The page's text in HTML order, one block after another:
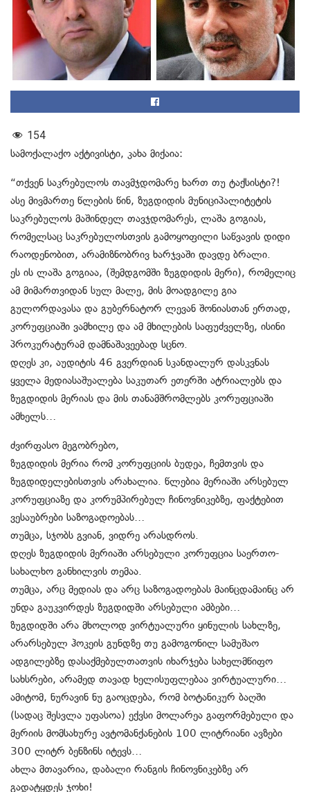
154
სამოქალაქო აქტივისტი, კახა მიქაია:
“თქვენ საკრებულოს თავმჯდომარე ხართ თუ ტაქსისტი?!
ასე მივმართე წლების წინ, ზუგდიდის მუნიციპალიტეტის
საკრებულოს მაშინდელ თავჯდომარეს, ლაშა გოგიას,
რომელსაც საკრებულოსთვის გამოყოფილი საწვავის დიდი
რაოდენობით, არამიზნობრივ ხარჯვაში დავდე ბრალი.
ეს ის ლაშა გოგიაა, (შემდგომში ზუგდიდის მერი), რომელიც
ამ მიმართვიდან სულ მალე, მის მოადგილე გია
გულორდავასა და გუბერნატორ ლევან შონიასთან ერთად,
კორუფციაში ვამხილე და ამ მხილების საფუძველზე, ისინი
პროკურატურამ დამნაშავეებად სცნო.
დღეს კი, აუდიტის 46 გვერდიან სკანდალურ დასკვნას
ყველა მედიასაშუალება საკუთარ ეთერში ატრიალებს და
ზუგდიდის მერიას და მის თანამშრომლებს კორუფციაში
ამხელს…
ძვირფასო მეგობრებო,
ზუგდიდის მერია რომ კორუფციის ბუდეა, ჩემთვის და
ზუგდიდელებისთვის არახალია. წლებია მერიაში არსებულ
კორუფციაზე და კორუმპირებულ ჩინოვნიკებზე, ფაქტებით
ვესაუბრები საზოგადოებას…
თუმცა, სჯობს გვიან, ვიდრე არასდროს.
დღეს ზუგდიდის მერიაში არსებული კორუფცია საერთო-
სახალხო განხილვის თემაა.
თუმცა, არც მედიას და არც საზოგადოებას მაინცდამაინც არ
უნდა გაუკვირდეს ზუგდიდში არსებული ამბები…
ზუგდიდში არა მხოლოდ ვირტუალური ყინულის სახლზე,
არარსებულ ჰოკეის გუნდზე თუ გამოგონილ სამუშაო
ადგილებზე დასაქმებულთათვის იხარჯება სახელმწიფო
სახსრები, არამედ თავად ხელისუფლებაა ვირტუალური…
ამიტომ, ნურავინ ნუ გაოცდება, რომ ბოტანიკურ ბაღში
(სადაც შესვლა უფასოა) ექვსი მოლარეა გაფორმებული და
მერიის მომსახურე ავტომანქანების 100 ლიტრიანი ავზები
300 ლიტრ ბენზინს იტევს…
ახლა მთავარია, დაბალი რანგის ჩინოვნიკებზე არ
გადატყდეს ჯოხი!